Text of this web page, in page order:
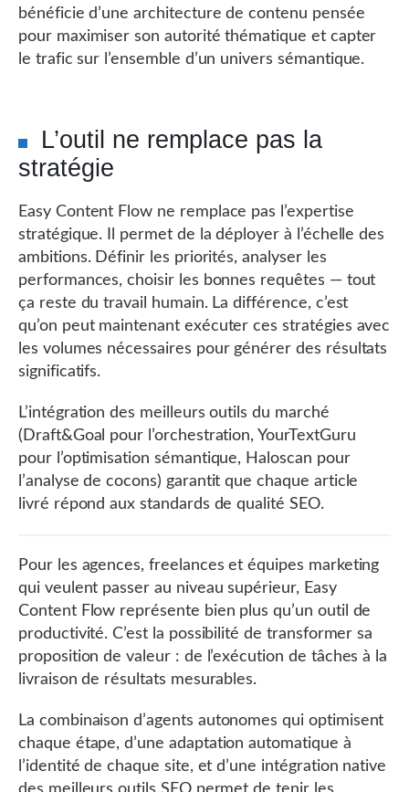
bénéficie d’une architecture de contenu pensée
pour maximiser son autorité thématique et capter
le trafic sur l’ensemble d’un univers sémantique.
L’outil ne remplace pas la
stratégie
Easy Content Flow ne remplace pas l’expertise
stratégique. Il permet de la déployer à l’échelle des
ambitions. Définir les priorités, analyser les
performances, choisir les bonnes requêtes — tout
ça reste du travail humain. La différence, c’est
qu’on peut maintenant exécuter ces stratégies avec
les volumes nécessaires pour générer des résultats
significatifs.
L’intégration des meilleurs outils du marché
(Draft&Goal pour l’orchestration, YourTextGuru
pour l’optimisation sémantique, Haloscan pour
l’analyse de cocons) garantit que chaque article
livré répond aux standards de qualité SEO.
Pour les agences, freelances et équipes marketing
qui veulent passer au niveau supérieur, Easy
Content Flow représente bien plus qu’un outil de
productivité. C’est la possibilité de transformer sa
proposition de valeur : de l’exécution de tâches à la
livraison de résultats mesurables.
La combinaison d’agents autonomes qui optimisent
chaque étape, d’une adaptation automatique à
l’identité de chaque site, et d’une intégration native